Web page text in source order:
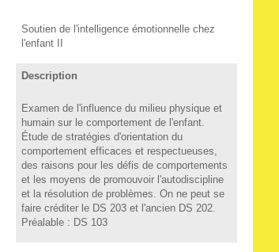
Soutien de l'intelligence émotionnelle chez
l'enfant II
Description
Examen de l'influence du milieu physique et
humain sur le comportement de l'enfant.
Étude de stratégies d'orientation du
comportement efficaces et respectueuses,
des raisons pour les défis de comportements
et les moyens de promouvoir l'autodiscipline
et la résolution de problèmes. On ne peut se
faire créditer le DS 203 et l'ancien DS 202.
Préalable : DS 103